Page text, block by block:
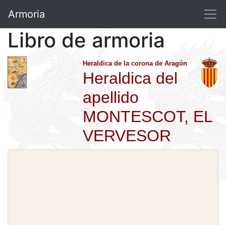
Armoria
Libro de armoria
Heraldica de la corona de Aragón
Heraldica del
apellido
MONTESCOT, EL
VERVESOR